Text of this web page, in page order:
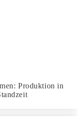
Produktion in